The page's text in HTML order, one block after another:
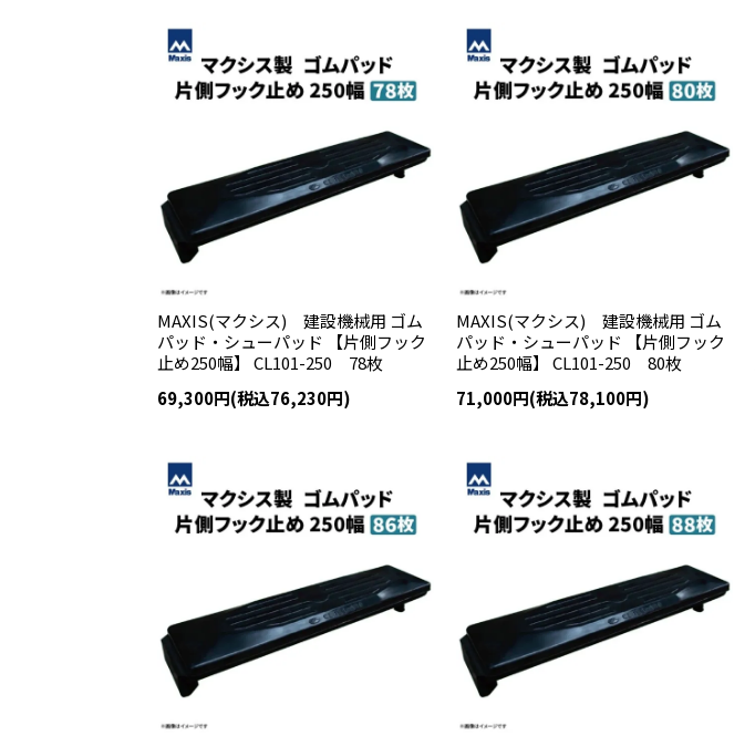
MAXIS(マクシス) 建設機械用 ゴム
パッド・シューパッド 【片側フック
止め250幅】 CL101-250 78枚
69,300円(税込76,230円)
MAXIS(マクシス) 建設機械用 ゴム
パッド・シューパッド 【片側フック
止め250幅】 CL101-250 80枚
71,000円(税込78,100円)